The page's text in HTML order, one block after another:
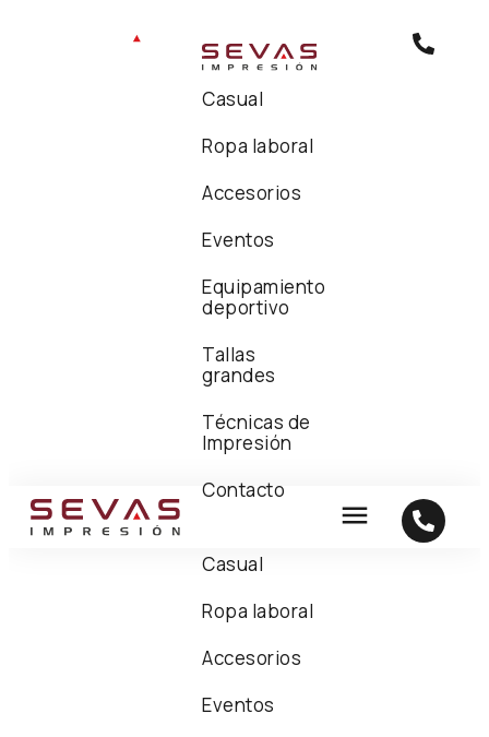
Casual
Ropa laboral
Accesorios
Eventos
Equipamiento
deportivo
Tallas
grandes
Técnicas de
Impresión
Contacto
Casual
Ropa laboral
Accesorios
Eventos